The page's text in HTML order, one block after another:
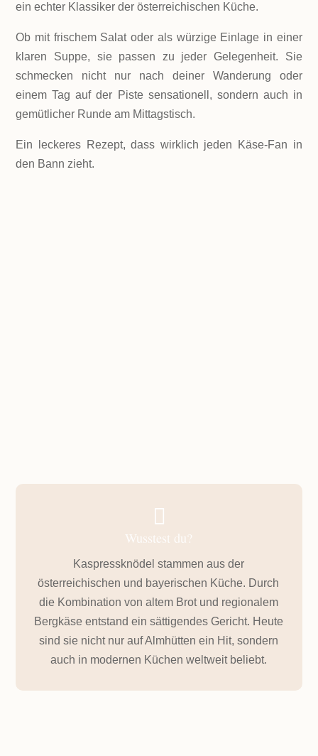
ein echter Klassiker der österreichischen Küche.
Ob mit frischem Salat oder als würzige Einlage in einer
klaren Suppe, sie passen zu jeder Gelegenheit. Sie
schmecken nicht nur nach deiner Wanderung oder
einem Tag auf der Piste sensationell, sondern auch in
gemütlicher Runde am Mittagstisch.
Ein leckeres Rezept, dass wirklich jeden Käse-Fan in
den Bann zieht.

Wusstest du?
Kaspressknödel stammen aus der
österreichischen und bayerischen Küche. Durch
die Kombination von altem Brot und regionalem
Bergkäse entstand ein sättigendes Gericht. Heute
sind sie nicht nur auf Almhütten ein Hit, sondern
auch in modernen Küchen weltweit beliebt.